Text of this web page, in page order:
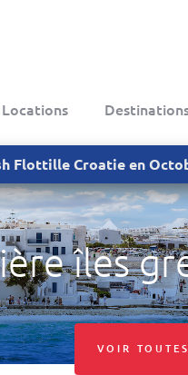
Locations
Flottille Croatie en
îles
VOIR